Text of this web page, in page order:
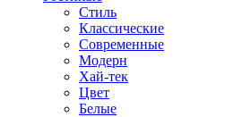
Стиль
Классические
Современные
Модерн
Хай-тек
Цвет
Белые